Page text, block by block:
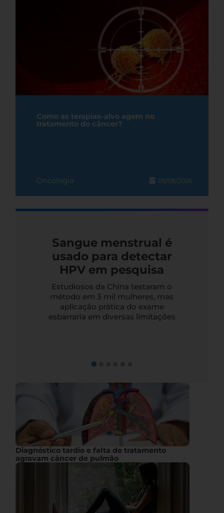
Como as terapias-alvo agem no
tratamento do câncer?
Oncologia 05/08/2026
Sangue menstrual é
usado para detectar
HPV em pesquisa
Estudiosos da China testaram o
método em 3 mil mulheres, mas
aplicação prática do exame
esbarraria em diversas limitações
Diagnóstico tardio e falta de tratamento
agravam câncer de pulmão